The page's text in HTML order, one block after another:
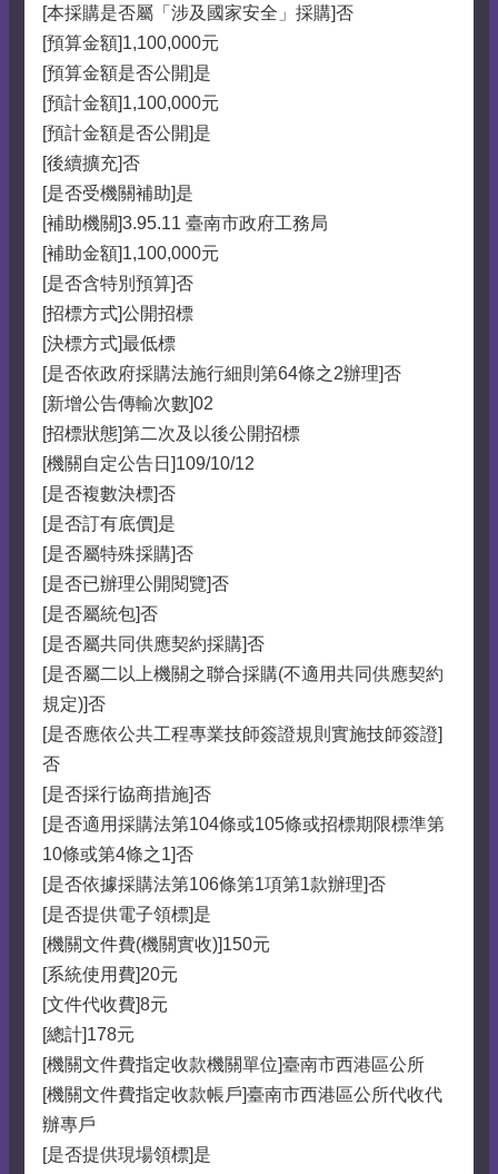
[本採購是否屬「涉及國家安全」採購]否
[預算金額]1,100,000元
[預算金額是否公開]是
[預計金額]1,100,000元
[預計金額是否公開]是
[後續擴充]否
[是否受機關補助]是
[補助機關]3.95.11 臺南市政府工務局
[補助金額]1,100,000元
[是否含特別預算]否
[招標方式]公開招標
[決標方式]最低標
[是否依政府採購法施行細則第64條之2辦理]否
[新增公告傳輸次數]02
[招標狀態]第二次及以後公開招標
[機關自定公告日]109/10/12
[是否複數決標]否
[是否訂有底價]是
[是否屬特殊採購]否
[是否已辦理公開閱覽]否
[是否屬統包]否
[是否屬共同供應契約採購]否
[是否屬二以上機關之聯合採購(不適用共同供應契約
規定)]否
[是否應依公共工程專業技師簽證規則實施技師簽證]
否
[是否採行協商措施]否
[是否適用採購法第104條或105條或招標期限標準第
10條或第4條之1]否
[是否依據採購法第106條第1項第1款辦理]否
[是否提供電子領標]是
[機關文件費(機關實收)]150元
[系統使用費]20元
[文件代收費]8元
[總計]178元
[機關文件費指定收款機關單位]臺南市西港區公所
[機關文件費指定收款帳戶]臺南市西港區公所代收代
辦專戶
[是否提供現場領標]是